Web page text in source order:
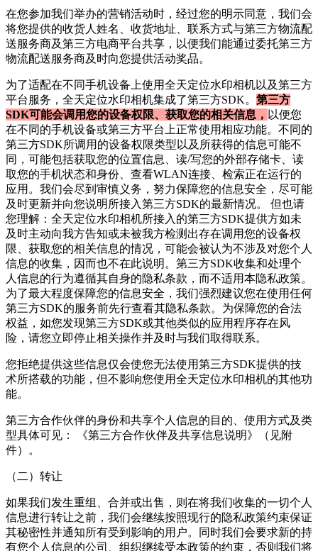
在您参加我们举办的营销活动时，经过您的明示同意，我们会
将您提供的收货人姓名、收货地址、联系方式与第三方物流配
送服务商及第三方电商平台共享，以便我们能通过委托第三方
物流配送服务商及时向您提供活动奖品。
为了适配在不同手机设备上使用全天定位水印相机以及第三方
平台服务， 全天定位水印相机集成了第三方SDK。 第三方
SDK可能会调用您的设备权限、获取您的相关信息， 以便您
在不同的手机设备或第三方平台上正常使用相应功能。不同的
第三方SDK所调用的设备权限类型以及所获得的信息可能不
同，可能包括获取您的位置信息、读/写您的外部存储卡、读
取您的手机状态和身份、查看WLAN连接、检索正在运行的
应用。我们会尽到审慎义务，努力保障您的信息安全，尽可能
及时更新并向您说明所接入第三方SDK的最新情况。 但也请
您理解： 全天定位水印相机所接入的第三方SDK提供方如未
及时主动向我方告知或未被我方检测出存在调用您的设备权
限、获取您的相关信息的情况，可能会被认为不涉及对您个人
信息的收集，因而也不在此说明。第三方SDK收集和处理个
人信息的行为遵循其自身的隐私条款，而不适用本隐私政策。
为了最大程度保障您的信息安全，我们强烈建议您在使用任何
第三方SDK的服务前先行查看其隐私条款。为保障您的合法
权益，如您发现第三方SDK或其他类似的应用程序存在风
险，请您立即停止相关操作并及时与我们取得联系。
您拒绝提供这些信息仅会使您无法使用第三方SDK提供的技
术所搭载的功能，但不影响您使用全天定位水印相机的其他功
能。
第三方合作伙伴的身份和共享个人信息的目的、使用方式及类
型具体可见： 《第三方合作伙伴及共享信息说明》（见附
件）。
（二）转让
如果我们发生重组、合并或出售，则在将我们收集的一切个人
信息进行转让之前，我们会继续按照现行的隐私政策约束保证
其秘密性并通知所有受到影响的用户。同时我们会要求新的持
有您个人信息的公司、组织继续受本政策的约束，否则我们将